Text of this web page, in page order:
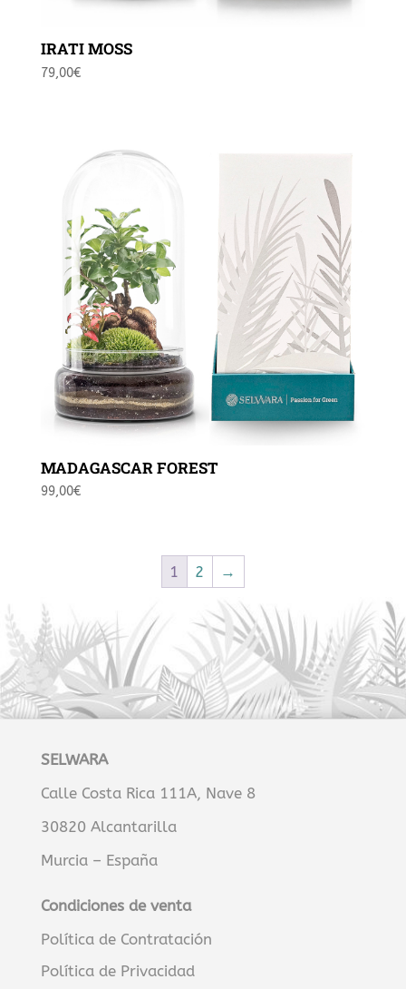
IRATI MOSS
79,00€
MADAGASCAR FOREST
99,00€
1 2 →
SELWARA
Calle Costa Rica 111A, Nave 8
30820 Alcantarilla
Murcia – España
Condiciones de venta
Política de Contratación
Política de Privacidad